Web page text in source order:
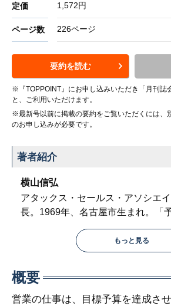
定価 1,572円
ページ数 226ページ
要約を読む
※『TOPPOINT』にお申し込みいただき「月刊誌
と、ご利用いただけます。
※最新号以前に掲載の要約をご覧いただくには、
のお申し込みが必要です。
著者紹介
横山信弘
アタックス・セールス・アソシエ
長。1969年、名古屋市生まれ。「
もっと見る
概要
営業の仕事は、目標予算を達成さ